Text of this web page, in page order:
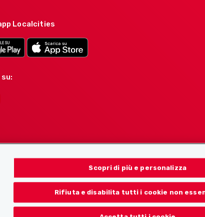
Localcities
Scopri di più e personalizza
Rifiuta e disabilita tutti i cookie non